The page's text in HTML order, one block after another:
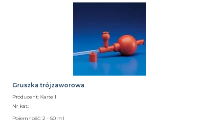
Gruszka trójzaworowa
Producent: Kartell
Nr kat.:
Pojemność: 2 - 50 ml